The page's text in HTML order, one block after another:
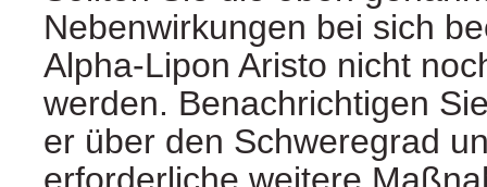
Nebenwirkungen bei sich
Alpha-Lipon Aristo nicht
werden. Benachrichtigen
er über den Schweregrad
erforderliche weitere